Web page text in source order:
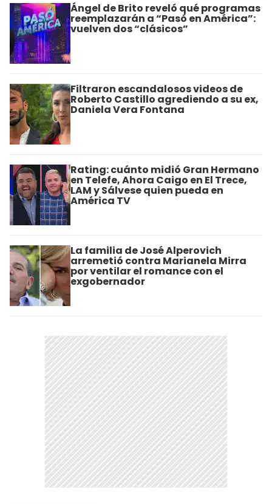
Ángel de Brito reveló qué programas
reemplazarán a “Pasó en América”:
vuelven dos “clásicos”
Filtraron escandalosos videos de
Roberto Castillo agrediendo a su ex,
Daniela Vera Fontana
Rating: cuánto midió Gran Hermano
en Telefe, Ahora Caigo en El Trece,
LAM y Sálvese quien pueda en
América TV
La familia de José Alperovich
arremetió contra Marianela Mirra
por ventilar el romance con el
exgobernador